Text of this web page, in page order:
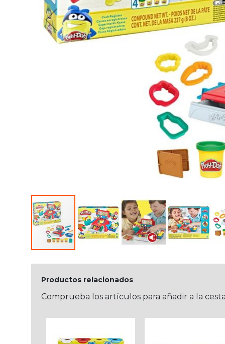
Productos relacionados
Comprueba los artículos para añadir a la